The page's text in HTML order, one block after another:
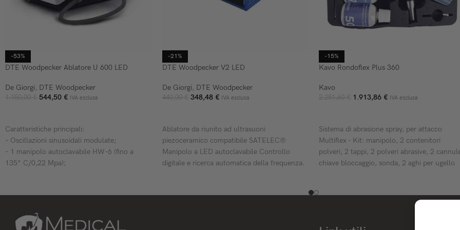
-53%
DTE Woodpecker Ablatore U 600 LED
De Giorgi, DTE Woodpecker
1.150,00€ 544,50 € IVA esclusa
Caratteristiche principali:
– Oscillazioni sinusoidali modulate;
– 1 manipolo autoclavabile HW-6 (fino a
135° C/0,22 Mpa);
– Controlli touch di precisione, design
– 3 modalità di funzionamento: ablazione,
-21%
DTE Woodpecker V2 LED
De Giorgi, DTE Woodpecker
440,00€ 348,48 € IVA esclusa
Ablatore da riunito ad ultrasuoni
piezoceramico compatibile SATELEC®
Manipolo a LED autoclavabile Controllo
digitale e ricerca automatica della frequenza.
-15%
Kavo Rondoflex Plus 360
Kavo
2.251,60€ 1.913,86 € IVA esclusa
Sistema di abrasione spray, per attacco
Multiflex - Kit: manipolo, 2 contenitori
polveri, 2 tappi, 2 polveri abrasive, 2
chiave bloccaggio, sonda, 2 aghi per ugello